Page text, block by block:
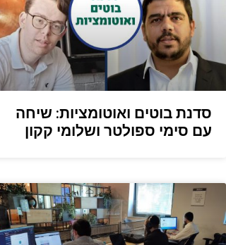
סדנת בוטים ואוטומציות: שיחה
עם סימי ספולטר ושלומי קקון